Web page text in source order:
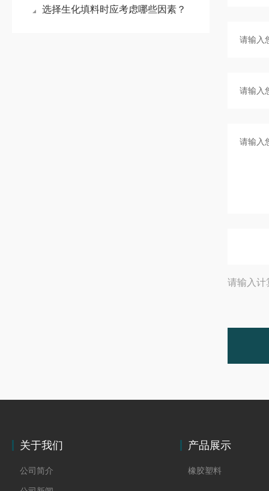
选择生化填料时应考虑哪些因素？
请输入计
关于我们
公司简介
产品展示
橡胶塑料